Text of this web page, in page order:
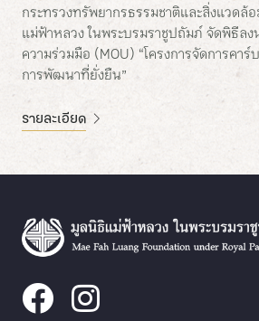
กระทรวงทรัพยากรธรรมชาติและสิ่งแวด
แม่ฟ้าหลวง ในพระบรมราชูปถัมภ์ จัดพิธีล
ความร่วมมือ (MOU) “โครงการจัดการคา
การพัฒนาที่ยั่งยืน”
รายละเอียด